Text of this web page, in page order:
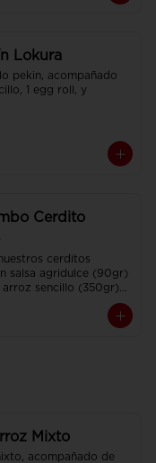
Lokura
pekin, acompañado
1 egg roll, y
Cerdito
cerditos
salsa agridulce (90gr)
arroz sencillo (350gr)
Mixto
acompañado de